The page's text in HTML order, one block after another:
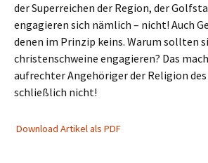
der Superreichen der Region, der
engagieren sich nämlich – nicht! Auch
denen im Prinzip keins. Warum sollten
christenschweine engagieren? Das
aufrechter Angehöriger der Religion des
schließlich nicht!
Download Artikel als PDF